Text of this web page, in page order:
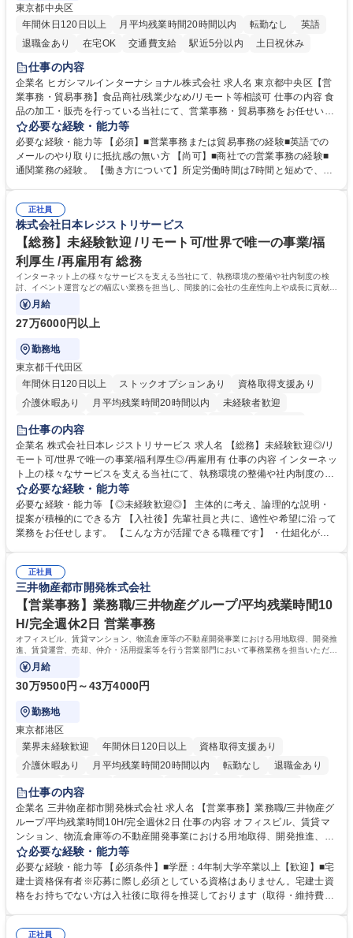
東京都中央区
年間休日120日以上
月平均残業時間20時間以内 転勤なし
英語
退職金あり
在宅OK 交通費支給 駅近5分以内 土日祝休み
仕事の内容
企業名 ヒガシマルインターナショナル株式会社 求人名 東京都中央区【営
業事務・貿易事務】食品商社/残業少なめ/リモート等相談可 仕事の内容 食
品の加工・販売を行っている当社にて、営業事務・貿易事務をお任せいた
します。営業社員のサポートポジションとして、受発注から海外工場との
調整まで幅広く対応し、当社事業の根幹を支えていただきます。 ■受発注
業務、請求書発行 ■海外工場とのスケジュール調整 ■在庫管理 ■輸入書類
の確認・作成 ■配送手配 ■通関業者を通して行う輸出入業全般 ■倉庫との
ルプロデュースしているため、商品に関わる全ての業務をサポート頂きま
す。 募集職種 東京都中央区【営業事務・貿易事務】食品商社/残業少なめ/
リモート等相談可
必要な経験・能力等
必要な経験・能力等 【必須】■営業事務または貿易事務の経験■英語での
メールのやり取りに抵抗感の無い方 【尚可】■商社での営業事務の経験■
通関業務の経験。 【働き方について】所定労働時間は7時間と短めで、残
の強み】1991年の設立以来、外食産業を中心としたお客様の多様なニー
ズに沿った冷凍水産物等の生産・輸入・販売を一貫して手掛けています。
自社工場と海外拠点の強固な連携によるワンストップサービスが最大の強
みです。 学歴・資格 学歴：大学院 大学 語学力：英語 資格：
正社員
株式会社日本レジストリサービス
【総務】未経験歓迎 /リモート可/世界で唯一の事業/福
利厚生 /再雇用有 総務
インターネット上の様々なサービスを支える当社にて、執務環境の整備や社内制度の検
討、イベント運営などの幅広い業務を担当し、間接的に会社の生産性向上や成長に貢献し
ている部署です。
月給
27万6000円以上
勤務地
東京都千代田区
年間休日120日以上
ストックオプションあり
資格取得支援あり
介護休暇あり
月平均残業時間20時間以内
未経験者歓迎
住宅手当あり
完全週休2日制
交通費支給 駅近5分以内 土日祝休み 服装自由
仕事の内容
企業名 株式会社日本レジストリサービス 求人名 【総務】未経験歓迎◎/リ
モート可/世界で唯一の事業/福利厚生◎/再雇用有 仕事の内容 インターネッ
ト上の様々なサービスを支える当社にて、執務環境の整備や社内制度の検
討、イベント運営などの幅広い業務を担当し、間接的に会社の生産性向上
や成長に貢献している部署です。 会社の全メンバーが安心して長く成果を
発揮できる環境を整えるために、毎日のメンテナンスや維持管理に加え、
新たな施策検討を積極的に行っていただき、会社全体を巻き込み課題解決
幅広い業務の体得が可能で、多様なキャリアパスを描くことも可能です。
募集職種 【総務】未経験歓迎◎/リモート可/世界で唯一の事業/福利厚生◎/
再雇用有
必要な経験・能力等
必要な経験・能力等 【◎未経験歓迎◎】 主体的に考え、論理的な説明・
提案が積極的にできる方 【入社後】先輩社員と共に、適性や希望に沿って
業務をお任せします。 【こんな方が活躍できる職種です】 ・仕組化が好
対処できる・新しいことに興味関心がある 【魅力】■自己啓発支援：資格
取得や通信教育など費用の80%（年間25万円まで）を補助 ■住宅手当：家
賃の50%（月額7万円まで）を補助 学歴・資格 学歴：大学院 大学 語学
力： 資格：
正社員
三井物産都市開発株式会社
【営業事務】業務職/三井物産グループ/平均残業時間10
H/完全週休2日 営業事務
オフィスビル、賃貸マンション、物流倉庫等の不動産開発事業における用地取得、開発推
進、賃貸運営、売却、仲介・活用提案等を行う営業部門において事務業務を担当いただき
ます。
月給
30万9500円～43万4000円
勤務地
東京都港区
業界未経験歓迎
年間休日120日以上
資格取得支援あり
介護休暇あり
月平均残業時間20時間以内 転勤なし
退職金あり
在宅OK
賞与あり
駅近5分以内
土日祝休み 寮・社宅あり
仕事の内容
企業名 三井物産都市開発株式会社 求人名 【営業事務】業務職/三井物産グ
ループ/平均残業時間10H/完全週休2日 仕事の内容 オフィスビル、賃貸マ
ンション、物流倉庫等の不動産開発事業における用地取得、開発推進、賃
貸運営、売却、仲介・活用提案等を行う営業部門において事務業務を担当
いただきます。 【詳細】・契約書管理、契約書製本、捺印対応、ファイリ
ング、登記簿取得、調書取得・支払業務（各種費用支払、支払管理、請
求・支払データ登録、取引先マスター申請対応）・予算作成及び予実管
の他に担当頂く業務が発生する場合があります。 募集職種 【営業事務】
必要な経験・能力等
必要な経験・能力等 【必須条件】■学歴：4年制大学卒業以上【歓迎】■宅
建士資格保有者※応募に際し必須としている資格はありません。宅建士資
格をお持ちでない方は入社後に取得を推奨しております（取得・維持費用
正社員